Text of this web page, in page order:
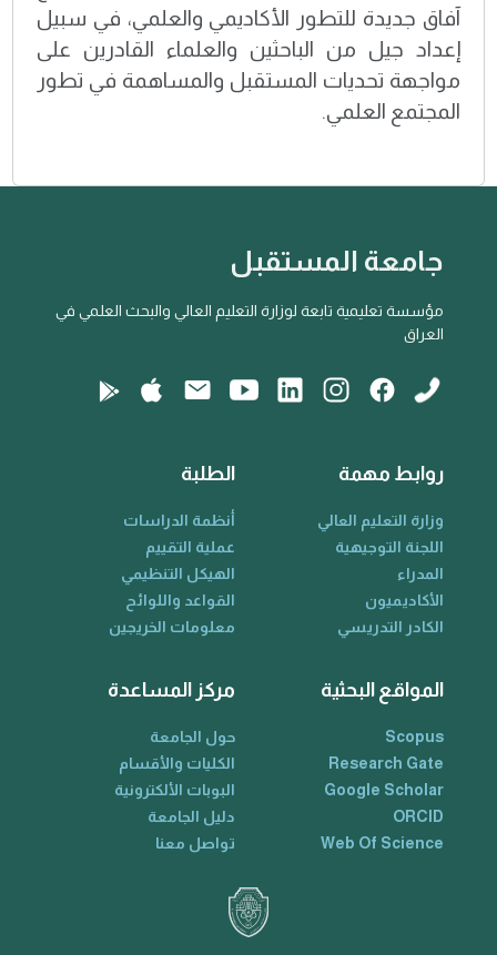
آفاق جديدة للتطور الأكاديمي والعلمي، في سبيل
إعداد جيل من الباحثين والعلماء القادرين على
مواجهة تحديات المستقبل والمساهمة في تطور
المجتمع العلمي.
جامعة المستقبل
مؤسسة تعليمية تابعة لوزارة التعليم العالي والبحث العلمي في
العراق
روابط مهمة
وزارة التعليم العالي
اللجنة التوجيهية
المدراء
الأكاديميون
الكادر التدريسي
الطلبة
أنظمة الدراسات
عملية التقييم
الهيكل التنظيمي
القواعد واللوائح
معلومات الخريجين
المواقع البحثية
Scopus
Research Gate
Google Scholar
ORCID
Web Of Science
مركز المساعدة
حول الجامعة
الكليات والأقسام
البوبات الألكترونية
دليل الجامعة
تواصل معنا